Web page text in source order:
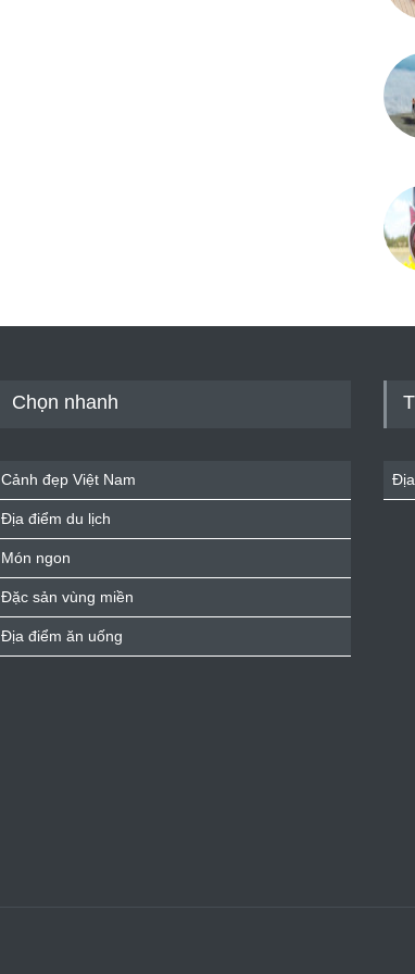
Chọn nhanh
Cảnh đẹp Việt Nam
Địa điểm du lịch
Món ngon
Đặc sản vùng miền
Địa điểm ăn uống